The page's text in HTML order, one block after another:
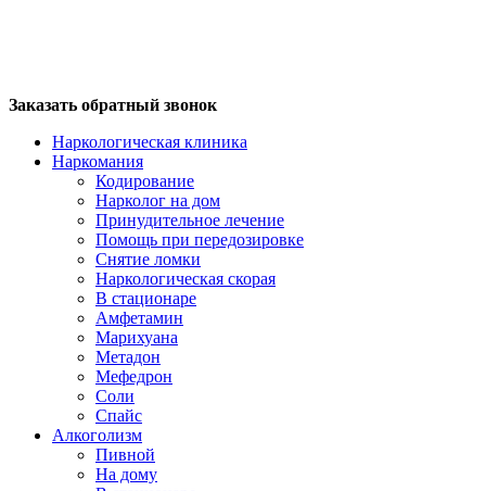
Заказать обратный звонок
Наркологическая клиника
Наркомания
Кодирование
Нарколог на дом
Принудительное лечение
Помощь при передозировке
Снятие ломки
Наркологическая скорая
В стационаре
Амфетамин
Марихуана
Метадон
Мефедрон
Соли
Спайс
Алкоголизм
Пивной
На дому